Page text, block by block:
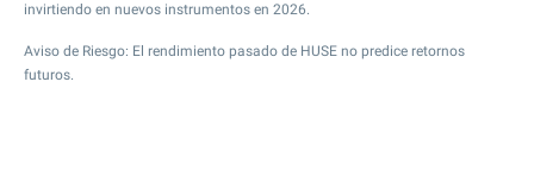
invirtiendo en nuevos instrumentos en 2026.
Aviso de Riesgo: El rendimiento pasado de HUSE no predice retornos
futuros.